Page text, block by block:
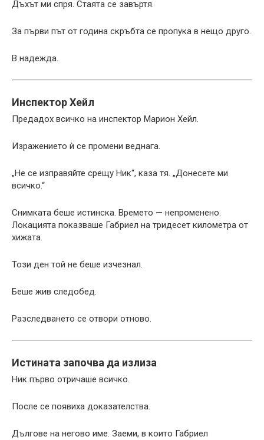
Дъхът ми спря. Стаята се завъртя.
За първи път от година скръбта се пропука в нещо друго.
В надежда.
Инспектор Хейл
Предадох всичко на инспектор Марион Хейл.
Изражението ѝ се промени веднага.
„Не се изправяйте срещу Ник“, каза тя. „Донесете ми
всичко.“
Снимката беше истинска. Времето — непроменено.
Локацията показваше Габриел на тридесет километра от
хижата.
Този ден той не беше изчезнал.
Беше жив следобед.
Разследването се отвори отново.
Истината започва да излиза
Ник първо отричаше всичко.
После се появиха доказателства.
Дългове на негово име. Заеми, в които Габриел